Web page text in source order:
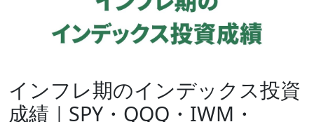
インフレ期のインデックス投資
成績｜SPY・QQQ・IWM・